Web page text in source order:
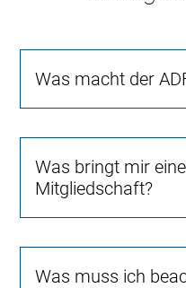
Was macht der
Was bringt mir
Mitgliedschaft?
Was muss ich